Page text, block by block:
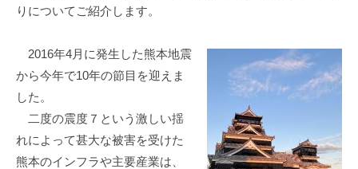
(
j
c
p
o
りについてご紹介します。
2016年4月に発生した熊本地震
から今年で10年の節目を迎えま
した。
二度の震度７という激しい揺
れによって甚大な被害を受けた
熊本のインフラや主要産業は、